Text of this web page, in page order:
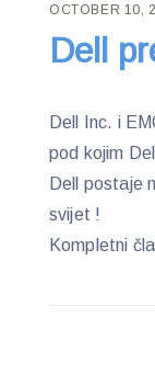
OCTOBER 10,
Dell
Dell Inc. i
pod kojim
Dell postaje
svijet !
Kompletni